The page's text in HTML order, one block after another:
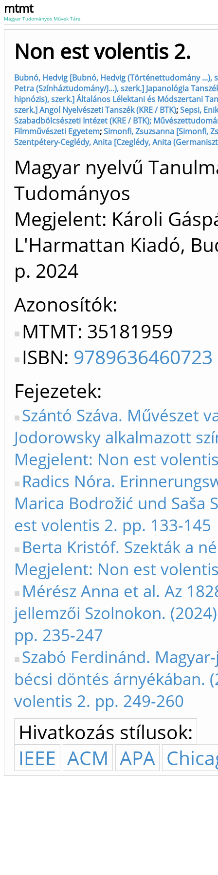
mtmt
Magyar Tudományos Művek Tára
Non est volentis 2.
Bubnó, Hedvig [Bubnó, Hedvig (Történettudomány ...),
Petra (Színháztudomány/J...), szerk.] Japanológia
hipnózis), szerk.] Általános Lélektani és Módszertani
szerk.] Angol Nyelvészeti Tanszék (KRE / BTK);Sepsi,
Szabadbölcsészeti Intézet (KRE / BTK);
Filmművészeti Egyetem;Simonfi, Zsuzsanna [Simonfi,
Szentpétery-Ceglédy, Anita [Czeglédy, Anita
Magyar nyelvű
Tudományos
Megjelent: Károli
L'Harmattan Kiadó,
p. 2024
Azonosítók
MTMT: 35181959
ISBN: 9789636460723
Fejezetek
Szántó Száva. Művészet
Jodorowsky alkalmazott
Megjelent: Non est
Radics Nóra.
Marica Bodrožić und Saša
est volentis 2. pp. 133-145
Berta Kristóf. Szekták a
Megjelent: Non est
Mérész Anna et al. Az
jellemzői Szolnokon.
pp. 235-247
Szabó Ferdinánd.
bécsi döntés árnyékában.
volentis 2. pp. 249-260
Hivatkozás stílusok:
IEEE ACM APA